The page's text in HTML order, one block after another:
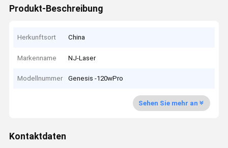
Produkt-Beschreibung
Herkunftsort China
Markenname NJ-Laser
Modellnummer Genesis -120wPro
Sehen Sie mehr an
Kontaktdaten